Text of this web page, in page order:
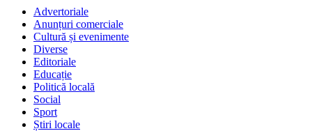
Advertoriale
Anunțuri comerciale
Cultură și evenimente
Diverse
Editoriale
Educație
Politică locală
Social
Sport
Știri locale